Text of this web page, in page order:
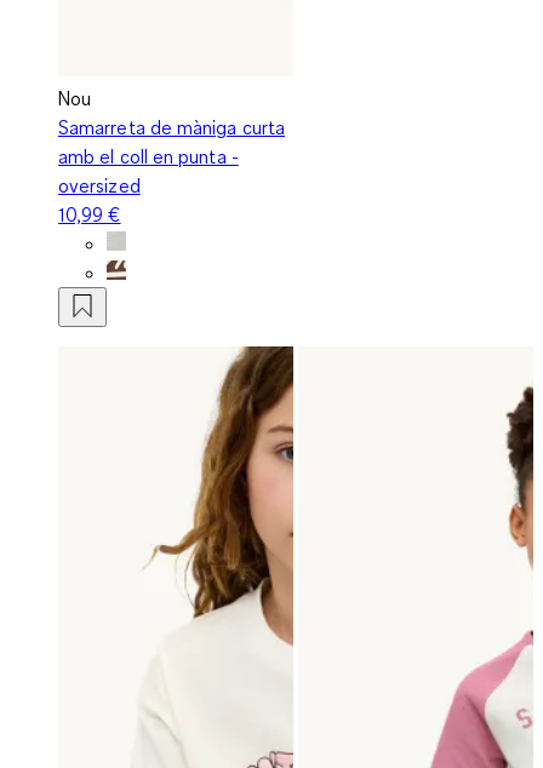
Nou
Samarreta de màniga curta
amb el coll en punta -
oversized
10,99 €